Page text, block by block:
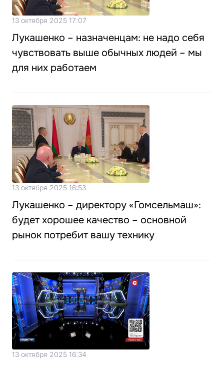
13 октября 2025 17:07
Лукашенко – назначенцам: не надо себя
чувствовать выше обычных людей – мы
для них работаем
13 октября 2025 16:53
Лукашенко – директору «Гомсельмаш»:
будет хорошее качество – основной
рынок потребит вашу технику
13 октября 2025 16:34